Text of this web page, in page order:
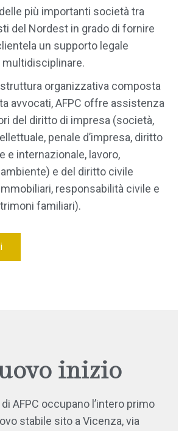
più importanti società tra
del Nordest in grado di fornire
un supporto legale
organizzativa composta
avvocati, AFPC offre assistenza
del diritto di impresa (società,
penale d’impresa, diritto
e internazionale, lavoro,
e del diritto civile
responsabilità civile e
familiari).
inizio
AFPC occupano l’intero primo
stabile sito a Vicenza, via